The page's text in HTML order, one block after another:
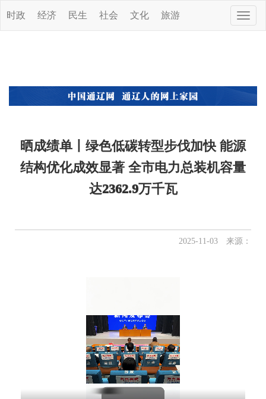
Toggle
时政 经济 民生 社会 文化 旅游
晒成绩单丨绿色低碳转型步伐加快 能源
结构优化成效显著 全市电力总装机容量
达2362.9万千瓦
2025-11-03 来源：